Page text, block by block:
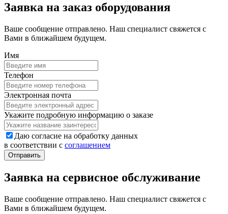
Заявка на заказ оборудования
Ваше сообщение отправлено. Наш специалист свяжется с
Вами в ближайшем будущем.
Имя
Телефон
Электронная почта
Укажите подробную информацию о заказе
Даю согласие на обработку данных
в соответствии с соглашением
Заявка на сервисное обслуживание
Ваше сообщение отправлено. Наш специалист свяжется с
Вами в ближайшем будущем.